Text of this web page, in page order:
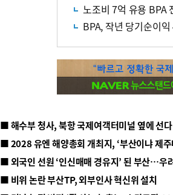
노조비 7억 유용 BPA
BPA, 작년 당기순이
■ 해수부 청사, 북항 국제여객터미널 옆에 선
■ 2028 유엔 해양총회 개최지, ‘부산이냐 제주
■ 외국인 선원 ‘인신매매 경유지’ 된 부산…우
■ 비위 논란 부산TP, 외부인사 혁신위 설치